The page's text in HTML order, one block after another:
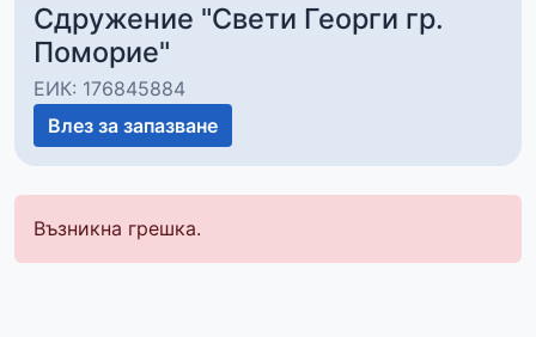
Сдружение "Свети Георги гр.
Поморие"
ЕИК: 176845884
Влез за запазване
Възникна грешка.